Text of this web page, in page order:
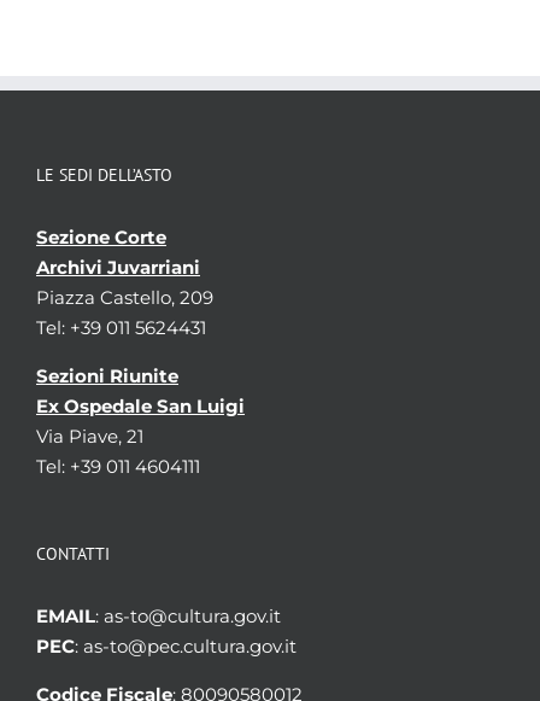
LE SEDI DELL’ASTO
Sezione Corte
Archivi Juvarriani
Piazza Castello, 209
Tel: +39 011 5624431
Sezioni Riunite
Ex Ospedale San Luigi
Via Piave, 21
Tel: +39 011 4604111
CONTATTI
EMAIL: as-to@cultura.gov.it
PEC: as-to@pec.cultura.gov.it
Codice Fiscale: 80090580012